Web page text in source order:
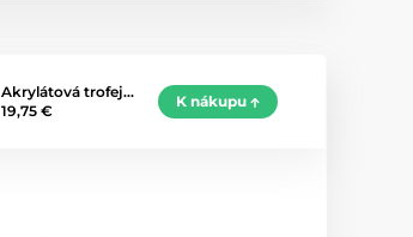
Akrylátová trofej…
19,75 €
K nákupu